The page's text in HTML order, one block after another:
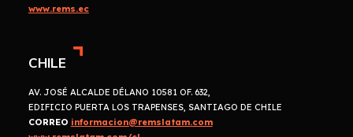
www.rems.ec
CHILE
AV. JOSÉ ALCALDE DÉLANO 10581 OF. 632,
EDIFICIO PUERTA LOS TRAPENSES, SANTIAGO DE CHILE
CORREO informacion@remslatam.com